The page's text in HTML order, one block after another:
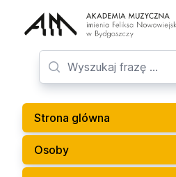
Strona glówna
Osoby